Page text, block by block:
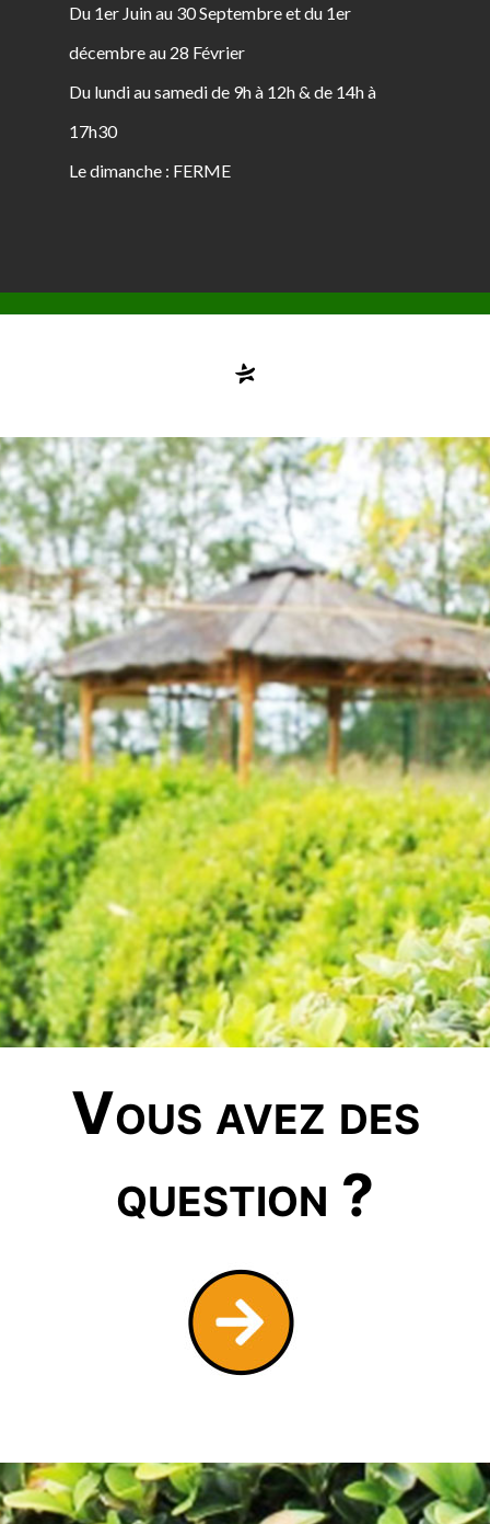
Du 1er Juin au 30 Septembre et du 1er
décembre au 28 Février
Du lundi au samedi de 9h à 12h & de 14h à
17h30
Le dimanche : FERME
Vous avez des
question ?